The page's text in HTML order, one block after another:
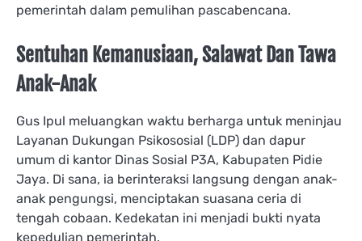
pemerintah dalam pemulihan pascabencana.
Sentuhan Kemanusiaan, Salawat Dan Tawa
Anak-Anak
Gus Ipul meluangkan waktu berharga untuk meninjau
Layanan Dukungan Psikososial (LDP) dan dapur
umum di kantor Dinas Sosial P3A, Kabupaten Pidie
Jaya. Di sana, ia berinteraksi langsung dengan anak-
anak pengungsi, menciptakan suasana ceria di
tengah cobaan. Kedekatan ini menjadi bukti nyata
kepedulian pemerintah.